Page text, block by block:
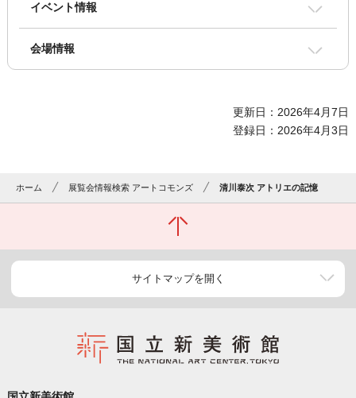
イベント情報
会場情報
更新日：2026年4月7日
登録日：2026年4月3日
ホーム 展覧会情報検索 アートコモンズ 清川泰次 アトリエの記憶
サイトマップを開く